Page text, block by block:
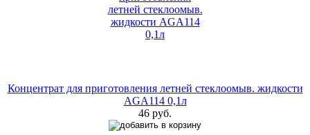
Концентрат для приготовления летней стеклоомыв. жидкости
AGA114 0,1л
46 руб.